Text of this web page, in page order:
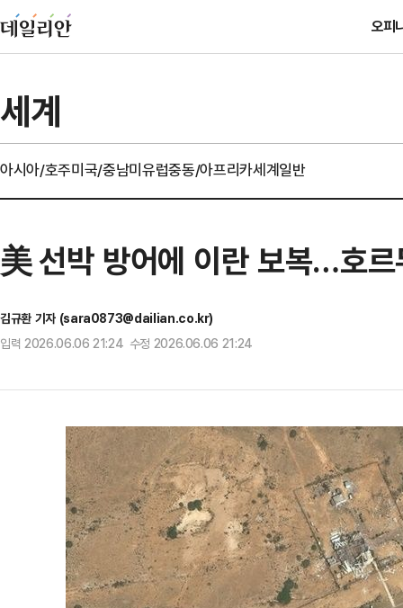
오피
세계
아시아/호주미국/중남미유럽중동/아프리카세계일반
美 선박 방어에 이란 보복…호르
김규환 기자 (sara0873@dailian.co.kr)
입력 2026.06.06 21:24 수정 2026.06.06 21:24